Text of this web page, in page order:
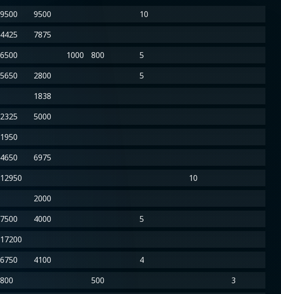
9500 9500 10
4425 7875
6500 1000 800 5
5650 2800 5
1838
2325 5000
1950
4650 6975
12950 10
2000
7500 4000 5
17200
6750 4100 4
800 500 3